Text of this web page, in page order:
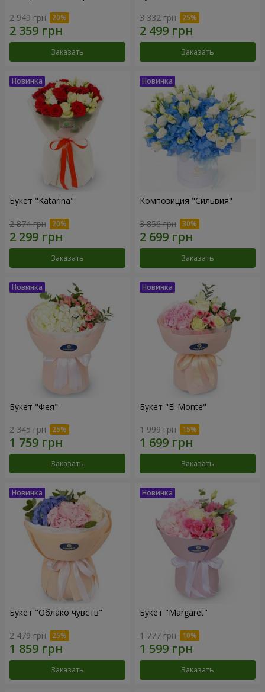
2 949 грн
Заказать
3 332 грн
Заказать
Букет "Katarina"
2 874 грн
Заказать
Композиция "Сильвия"
3 856 грн
Заказать
Букет "Фея"
2 345 грн
Заказать
Букет "El Monte"
1 999 грн
Заказать
Букет "Облако чувств"
2 479 грн
Заказать
Букет "Margaret"
1 777 грн
Заказать